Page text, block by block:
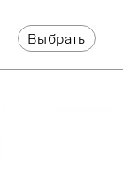
Выбрать